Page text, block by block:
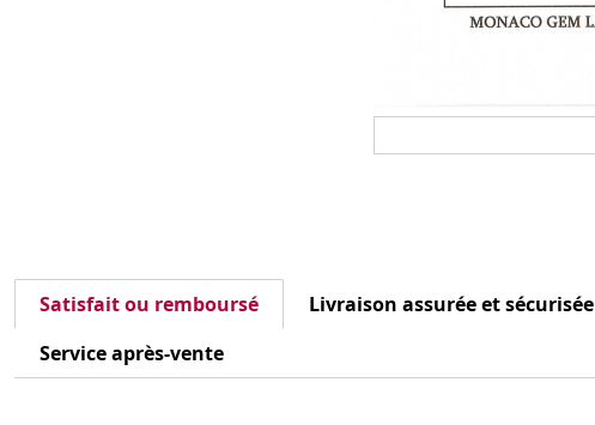
Satisfait ou remboursé Livraison assurée et sécurisée
Service après-vente